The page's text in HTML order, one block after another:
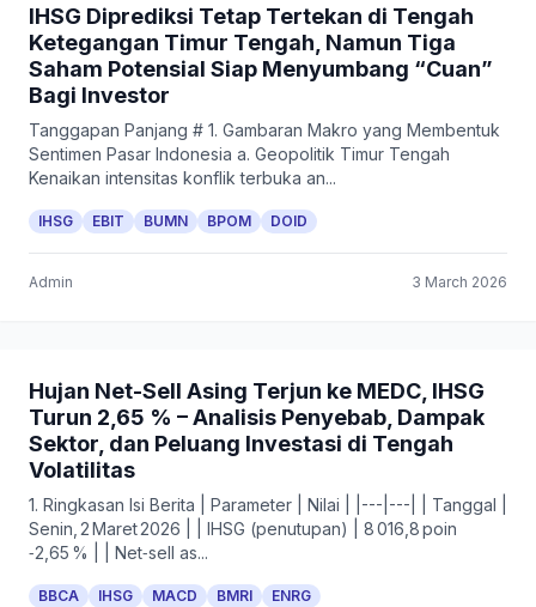
IHSG Diprediksi Tetap Tertekan di Tengah
Ketegangan Timur Tengah, Namun Tiga
Saham Potensial Siap Menyumbang “Cuan”
Bagi Investor
Tanggapan Panjang # 1. Gambaran Makro yang Membentuk
Sentimen Pasar Indonesia a. Geopolitik Timur Tengah
Kenaikan intensitas konflik terbuka an...
IHSG EBIT BUMN BPOM DOID
Admin 3 March 2026
Hujan Net-Sell Asing Terjun ke MEDC, IHSG
Turun 2,65 % – Analisis Penyebab, Dampak
Sektor, dan Peluang Investasi di Tengah
Volatilitas
1. Ringkasan Isi Berita | Parameter | Nilai | |---|---| | Tanggal |
Senin, 2 Maret 2026 | | IHSG (penutupan) | 8 016,8 poin
‑2,65 % | | Net‑sell as...
BBCA IHSG MACD BMRI ENRG